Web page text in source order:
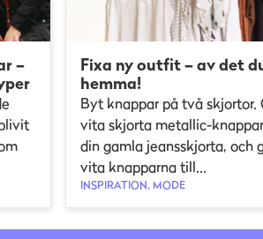
–
Fixa ny outfit – av det
hemma!
Byt knappar på två skjortor.
vita skjorta metallic-
din gamla jeansskjorta, och
vita knapparna till...
INSPIRATION, MODE